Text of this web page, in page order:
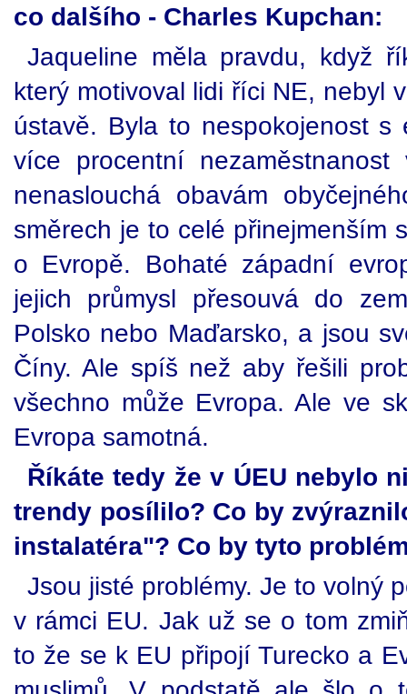
co dalšího - Charles Kupchan:
Jaqueline měla pravdu, když
který motivoval lidi říci NE, nebyl
ústavě. Byla to nespokojenost s
více procentní
nenaslouchá obavám
směrech je to celé přinejmenším
o Evropě. Bohaté západní
jejich průmysl přesouvá do
Polsko nebo Maďarsko, a jsou
Číny. Ale spíš než aby řešili
všechno může Evropa. Ale ve
Evropa samotná.
Říkáte tedy že v ÚEU nebylo
trendy posílilo? Co by
instalatéra"? Co by tyto
Jsou jisté problémy. Je to volný
v rámci EU. Jak už se o tom
to že se k EU připojí Turecko a